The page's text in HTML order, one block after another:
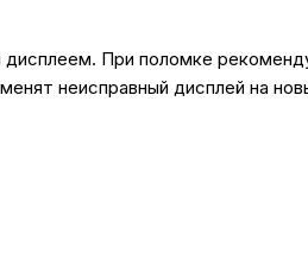
При поломке
неисправный дисплей на